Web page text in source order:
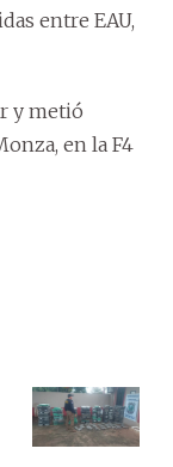
entre EAU,
y metió
en la F4